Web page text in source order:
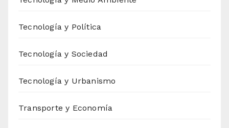
Tecnología y Política
Tecnología y Sociedad
Tecnología y Urbanismo
Transporte y Economía